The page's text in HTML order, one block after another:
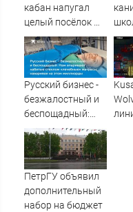
кабан напугал
целый посёлок —
жители в панике
Русский бизнес -
безжалостный и
беспощадный:
Нам впаривают
набитые стеклом
«лечебные»
матрасы,
этом миллиарды
ПетрГУ объявил
дополнительный
набор на бюджет